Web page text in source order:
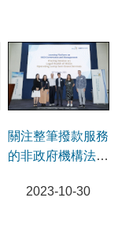
關注整筆撥款服務
的非政府機構法律
2023-10-30